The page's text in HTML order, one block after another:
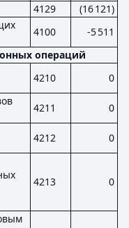
4129
(16 121)
4100
-5 511
операций
4210
0
4211
0
4212
0
4213 0